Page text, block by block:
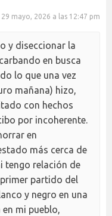
29 mayo, 2026 a las 12:47 pm
y diseccionar la
en busca
lo que una vez
mañana) hizo,
con hechos
por incoherente.
en
más cerca de
tengo relación de
partido del
y negro en una
mi pueblo,